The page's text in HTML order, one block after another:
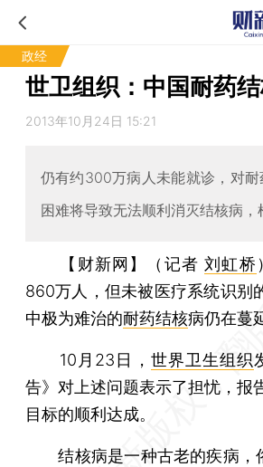
政经
世卫组织：中国耐药
2013年10月24日 15:21
仍有约300万病人未能就诊，对
困难将导致无法顺利消灭结核病
【财新网】（记者刘虹桥
860万人，但未被医疗系统识别
中极为难治的耐药结核病仍在蔓
10月23日， 世界卫生组织
告》对上述问题表示了担忧，报
目标的顺利达成。
结核病是一种古老的疾病，